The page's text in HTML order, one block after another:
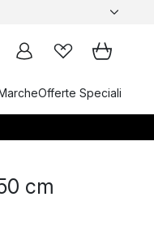
Offerte Speciali
cm